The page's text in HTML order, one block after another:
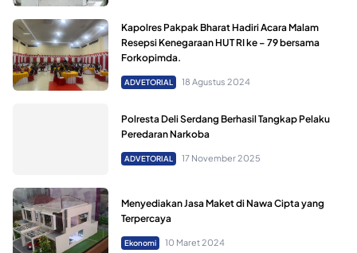
Kapolres Pakpak Bharat Hadiri Acara Malam
Resepsi Kenegaraan HUT RI ke – 79 bersama
Forkopimda.
ADVETORIAL 18 Agustus 2024
Polresta Deli Serdang Berhasil Tangkap Pelaku
Peredaran Narkoba
ADVETORIAL 17 November 2025
Menyediakan Jasa Maket di Nawa Cipta yang
Terpercaya
Ekonomi 10 Maret 2024